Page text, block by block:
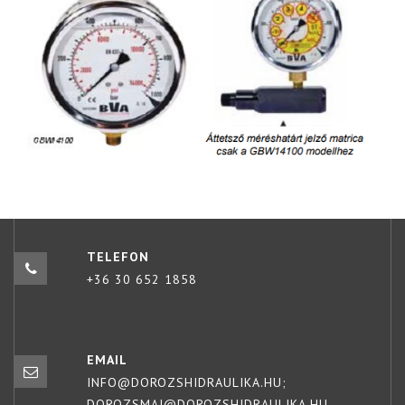
TELEFON
+36 30 652 1858
EMAIL
INFO@DOROZSHIDRAULIKA.HU;